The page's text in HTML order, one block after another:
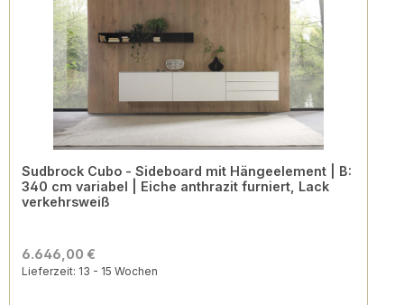
Sudbrock Cubo - Sideboard mit Hängeelement | B:
340 cm variabel | Eiche anthrazit furniert, Lack
verkehrsweiß
6.646,00 €
Lieferzeit: 13 - 15 Wochen